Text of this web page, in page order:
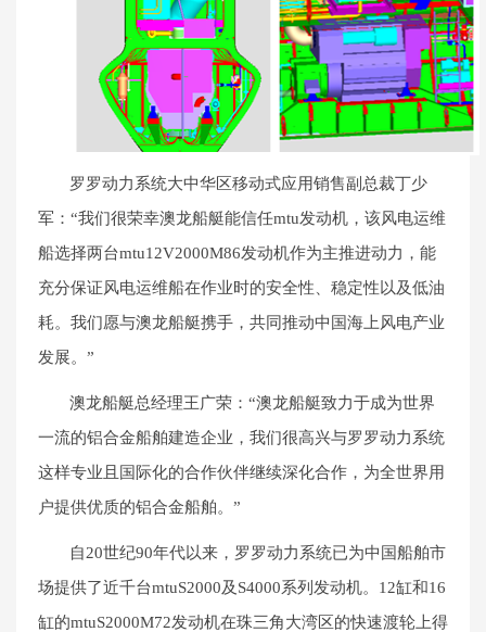
罗罗动力系统大中华区移动式应用销售副总裁丁少
军 ：“我们很荣幸澳龙船艇能信任mtu发动机，该风电运维
船选择两台mtu12V2000M86发动机作为主推进动力，能
充分保证风电运维船在作业时的安全性、稳定性以及低油
耗。我们愿与澳龙船艇携手，共同推动中国海上风电产业
发展。 ”
澳龙船艇总经理王广荣 ：“澳龙船艇致力于成为世界
一流的铝合金船舶建造企业，我们很高兴与罗罗动力系统
这样专业且国际化的合作伙伴继续深化合作，为全世界用
户提供优质的铝合金船舶。”
自20世纪90年代以来，罗罗动力系统已为中国船舶市
场提供了近千台mtuS2000及S4000系列发动机。12缸和16
缸的mtuS2000M72发动机在珠三角大湾区的快速渡轮上得